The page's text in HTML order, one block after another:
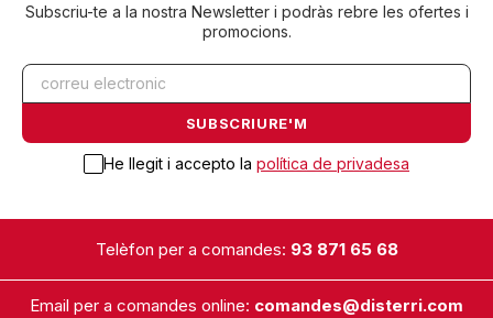
Subscriu-te a la nostra Newsletter i podràs rebre les ofertes i
promocions.
He llegit i accepto la política de privadesa
Telèfon per a comandes: 93 871 65 68
Email per a comandes online: comandes@disterri.com